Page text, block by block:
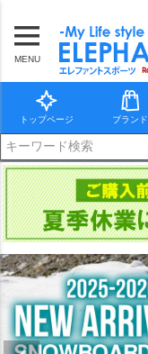
MENU
トップページ ブランド